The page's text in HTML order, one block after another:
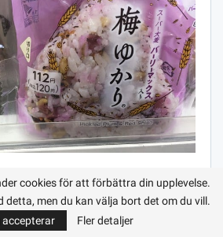
den vanligaste maträtten i Japan.
cookies för att förbättra din upplevelse.
detta, men du kan välja bort det om du vill.
Fler detaljer